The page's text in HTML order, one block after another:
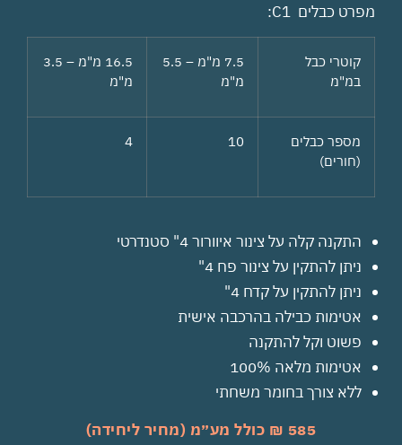
מפרט כבלים C1:
קוטרי כבל
במ"מ
7.5 מ"מ – 5.5
מ"מ
16.5 מ"מ – 3.5
מ"מ
מספר כבלים
(חורים)
10
4
התקנה קלה על צינור איוורור 4" סטנדרטי
ניתן להתקין על צינור פח 4"
ניתן להתקין על קדח 4"
אטימות כבילה בהרכבה אישית
פשוט וקל להתקנה
אטימות מלאה 100%
ללא צורך בחומר משחתי
585 ₪ כולל מע״מ (מחיר ליחידה)